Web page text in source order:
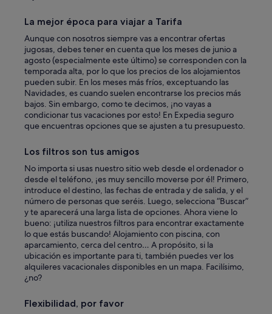
La mejor época para viajar a Tarifa
Aunque con nosotros siempre vas a encontrar ofertas
jugosas, debes tener en cuenta que los meses de junio a
agosto (especialmente este último) se corresponden con la
temporada alta, por lo que los precios de los alojamientos
pueden subir. En los meses más fríos, exceptuando las
Navidades, es cuando suelen encontrarse los precios más
bajos. Sin embargo, como te decimos, ¡no vayas a
condicionar tus vacaciones por esto! En Expedia seguro
que encuentras opciones que se ajusten a tu presupuesto.
Los filtros son tus amigos
No importa si usas nuestro sitio web desde el ordenador o
desde el teléfono, ¡es muy sencillo moverse por él! Primero,
introduce el destino, las fechas de entrada y de salida, y el
número de personas que seréis. Luego, selecciona “Buscar”
y te aparecerá una larga lista de opciones. Ahora viene lo
bueno: ¡utiliza nuestros filtros para encontrar exactamente
lo que estás buscando! Alojamiento con piscina, con
aparcamiento, cerca del centro… A propósito, si la
ubicación es importante para ti, también puedes ver los
alquileres vacacionales disponibles en un mapa. Facilísimo,
¿no?
Flexibilidad, por favor